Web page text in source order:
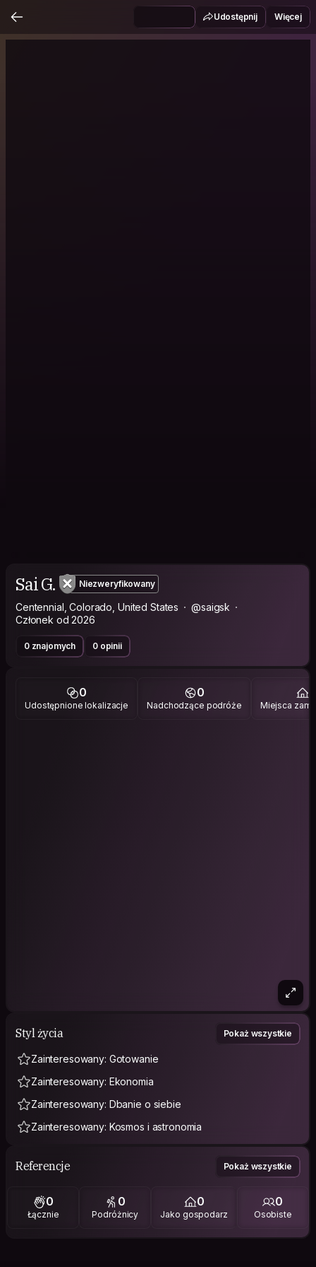
Udostępnij Więcej
Sai G. Niezweryfikowany
Centennial, Colorado, United States
@saigsk
Członek od 2026
0 znajomych 0 opinii
0
Udostępnione lokalizacje
0
Nadchodzące podróże Miejsca
Styl życia Pokaż wszystkie
Zainteresowany: Gotowanie
Zainteresowany: Ekonomia
Zainteresowany: Dbanie o siebie
Zainteresowany: Kosmos i astronomia
Referencje Pokaż wszystkie
0
Łącznie
0
Podróżnicy
0
Jako gospodarz
0
Osobiste